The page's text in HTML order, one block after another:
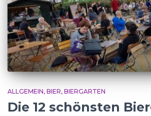
ALLGEMEIN BIER BIERGARTEN
Die 12 schönsten